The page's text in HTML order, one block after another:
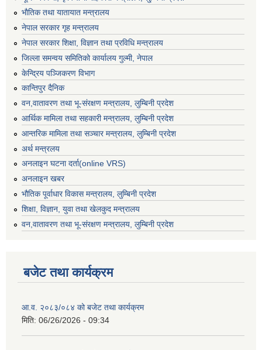
भाैतिक तथा यातायात मन्त्रालय
नेपाल सरकार गृह मन्त्रालय
नेपाल सरकार शिक्षा, विज्ञान तथा प्रविधि मन्त्रालय
जिल्ला समन्वय समितिको कार्यालय गुल्मी, नेपाल
केन्द्रिय पञ्जिकरण विभाग
कान्तिपुर दैनिक
वन,वातावरण तथा भू-संरक्षण मन्त्रालय, लुम्बिनी प्रदेश
आर्थिक मामिला तथा सहकारी मन्त्रालय, लुम्बिनी प्रदेश
आन्तरिक मामिला तथा सञ्चार मन्त्रालय, लुम्बिनी प्रदेश
अर्थ मन्त्रलय
अनलाइन घटना दर्ता(online VRS)
अनलाइन खबर
भौतिक पूर्वाधार विकास मन्त्रालय, लुम्बिनी प्रदेश
शिक्षा, विज्ञान, युवा तथा खेलकुद मन्‍‍त्रालय
वन,वातावरण तथा भू-संरक्षण मन्त्रालय, लुम्बिनी प्रदेश
बजेट तथा कार्यक्रम
आ.व. २०८३/०८४ को बजेट तथा कार्यक्रम
मिति: 06/26/2026 - 09:34